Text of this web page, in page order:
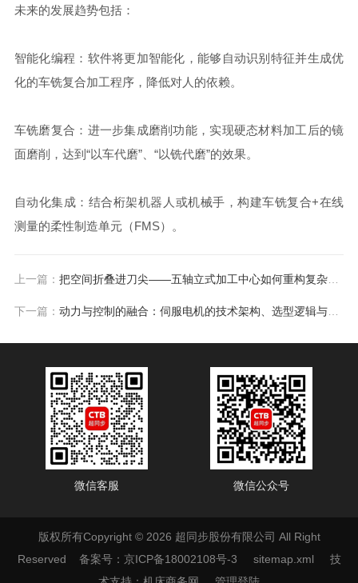
未来的发展趋势包括：
智能化编程：软件将更加智能化，能够自动识别特征并生成优
化的车铣复合加工程序，降低对人的依赖。
车铣磨复合：进一步集成磨削功能，实现硬态材料加工后的镜
面磨削，达到“以车代磨”、“以铣代磨”的效果。
自动化集成：结合桁架机器人或机械手，构建车铣复合+在线
测量的柔性制造单元（FMS）。
上一篇： 把空间折叠进刀尖——五轴立式加工中心如何重构复杂零件的制造逻辑
下一篇： 动力与控制的融合：伺服电机的技术架构、选型逻辑与未来趋势
微信客服 微信公众号
版权所有Copyright © 2026 超同步股份有限公司 All Right
Reserved 备案号：京ICP备18002108号-3 sitemap.xml 技